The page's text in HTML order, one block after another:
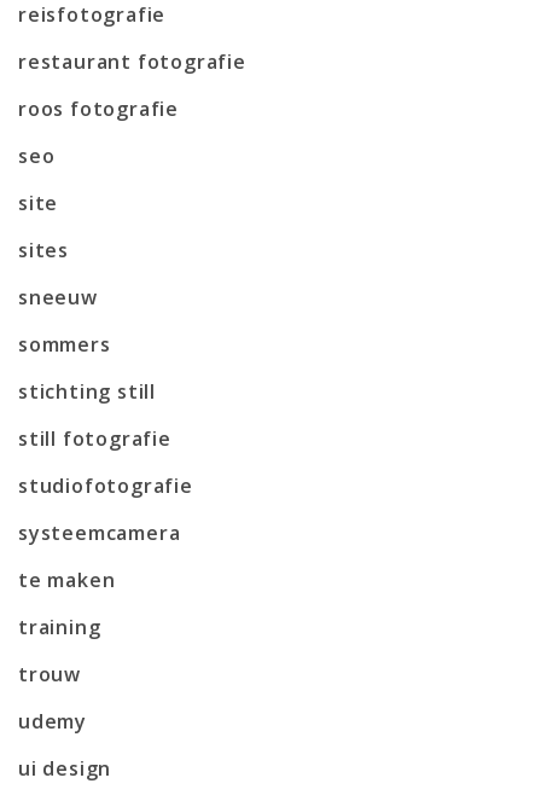
reisfotografie
restaurant fotografie
roos fotografie
seo
site
sites
sneeuw
sommers
stichting still
still fotografie
studiofotografie
systeemcamera
te maken
training
trouw
udemy
ui design